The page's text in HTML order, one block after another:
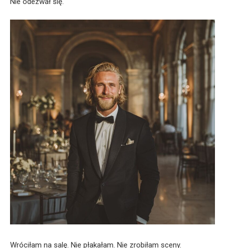
Wróciłam na salę. Nie płakałam. Nie zrobiłam sceny.